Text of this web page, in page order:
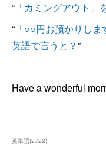
“ 「カミングアウト」
“ 「○○円お預かりし
英語で言うと？”
Have a wonderful
英単語(2722)